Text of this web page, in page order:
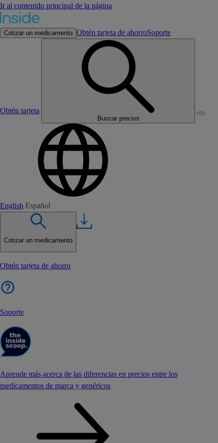
Ir al contenido principal de la página
Cotizar un medicamento Obtén tarjeta de ahorroSoporte
Obtén tarjeta
Buscar precios
English Español
Cotizar un medicamento
Obtén tarjeta de ahorro
Soporte
Aprende más acerca de las diferencias en precios entre los
medicamentos de marca y genéricos